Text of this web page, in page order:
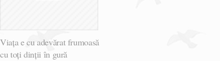
Viața e cu adevărat frumoasă
cu toți dinții în gură